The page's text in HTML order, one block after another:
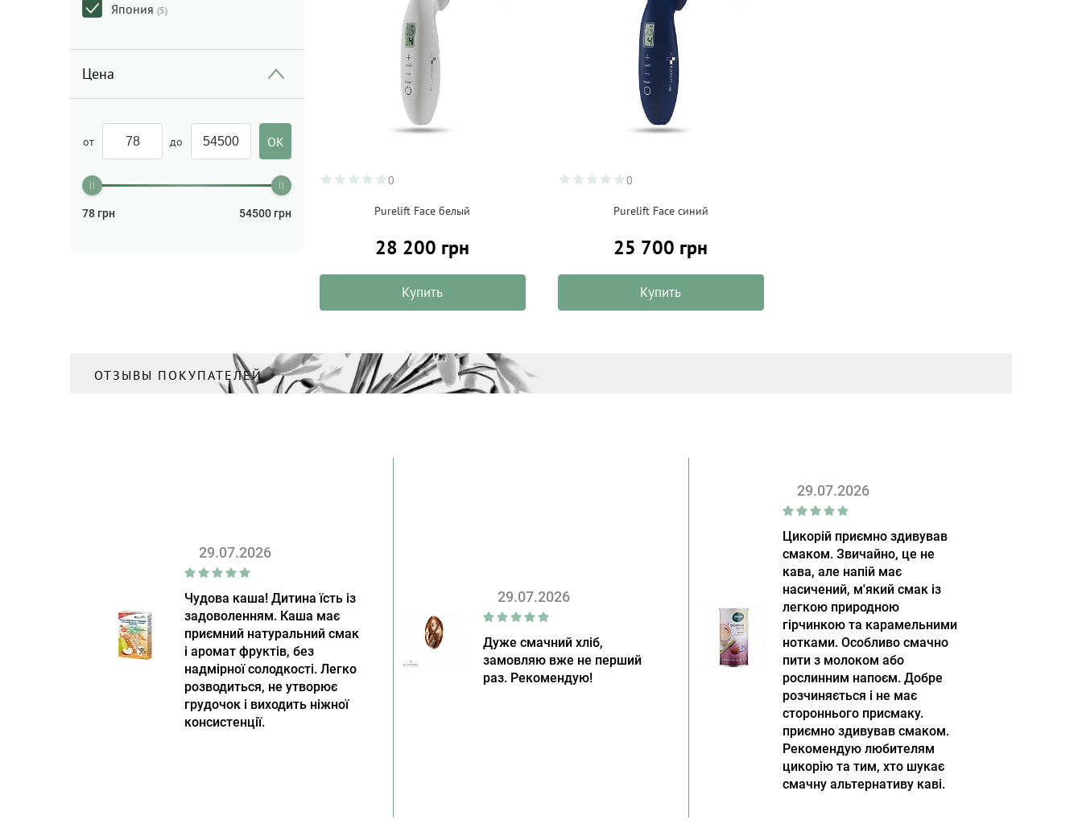
Япония (5)
Цена
от до
78 грн 54500 грн
0
Purelift Face белый
28 200 грн
Купить
0
Purelift Face синий
25 700 грн
Купить
ОТЗЫВЫ ПОКУПАТЕЛЕЙ
29.07.2026
Чудова каша! Дитина їсть із
задоволенням. Каша має
приємний натуральний смак
і аромат фруктів, без
надмірної солодкості. Легко
розводиться, не утворює
грудочок і виходить ніжної
консистенції.
29.07.2026
Дуже смачний хліб,
замовляю вже не перший
раз. Рекомендую!
29.07.2026
Цикорій приємно здивував
смаком. Звичайно, це не
кава, але напій має
насичений, м'який смак із
легкою природною
гірчинкою та карамельними
нотками. Особливо смачно
пити з молоком або
рослинним напоєм. Добре
розчиняється і не має
стороннього присмаку.
приємно здивував смаком.
Рекомендую любителям
цикорію та тим, хто шукає
смачну альтернативу каві.